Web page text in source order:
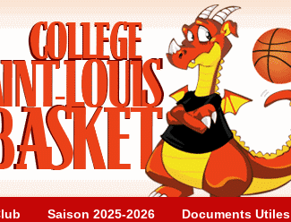
Saison 2025-2026 Documents Utiles